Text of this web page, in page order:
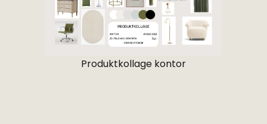
Produktkollage kontor